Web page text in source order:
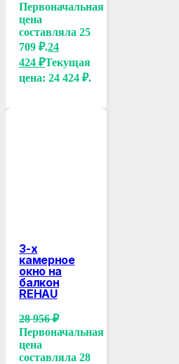
Первоначальная
цена
составляла 25
709 ₽.24
424₽Текущая
цена: 24 424 ₽.
3-х
камерное
окно на
балкон
REHAU
28 956₽
Первоначальная
цена
составляла 28